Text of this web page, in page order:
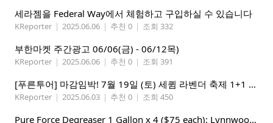
세라젬을 Federal Way에서 체험하고 구입하실 수 있습니다
KReporter | 2025.06.06 | 추천 0 | 조회 332
부한마켓 주간광고 06/06(금) - 06/12목)
KReporter | 2025.06.06 | 추천 0 | 조회 391
[푸른투어] 마감임박! 7월 19일 (토) 세큄 라벤더 축제 1+1 이벤트
KReporter | 2025.06.03 | 추천 0 | 조회 450
Pure Force Degreaser 1 Gallon x 4 ($75 each): Lynnwood 지역